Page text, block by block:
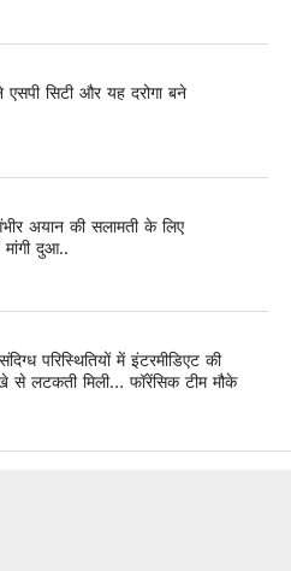
सिटी और यह दरोगा बने
अयान की सलामती के लिए
दुआ..
परिस्थितियों में इंटरमीडिएट की
से लटकती मिली… फॉरेंसिक टीम मौके